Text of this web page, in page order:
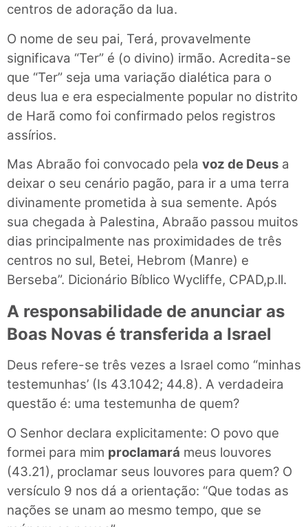
centros de adoração da lua.
O nome de seu pai, Terá, provavelmente
significava “Ter” é (o divino) irmão. Acredi­ta-se
que “Ter” seja uma variação dialética para o
deus lua e era especialmente popular no distrito
de Harã como foi confirmado pelos registros
assírios.
Mas Abraão foi convocado pela voz de Deus a
deixar o seu cenário pagão, para ir a uma terra
divina­mente prometida à sua semente. Após
sua chegada à Palestina, Abraão passou muitos
dias principalmente nas proximidades de três
centros no sul, Betei, Hebrom (Manre) e
Berseba”. Dicionário Bíblico Wycliffe, CPAD,p.ll.
A responsabilidade de anunciar as
Boas Novas é transferida a Israel
Deus refere-se três vezes a Israel como “minhas
testemunhas’ (Is 43.1042; 44.8). A verdadeira
questão é: uma testemunha de quem?
O Senhor declara explicitamente: O povo que
formei para mim proclamará meus louvores
(43.21), proclamar seus louvores para quem? O
versículo 9 nos dá a orientação: “Que todas as
nações se unam ao mesmo tempo, que se